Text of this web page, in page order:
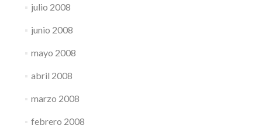
julio 2008
junio 2008
mayo 2008
abril 2008
marzo 2008
febrero 2008